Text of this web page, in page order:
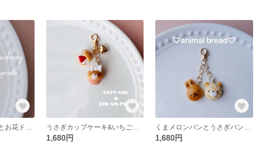
うさぎカップケーキ&いちごシュークリームのチャーム ✽ ミニチュアスイーツ/フェイクスイーツ/食品サンプル
1,680円 1,680円